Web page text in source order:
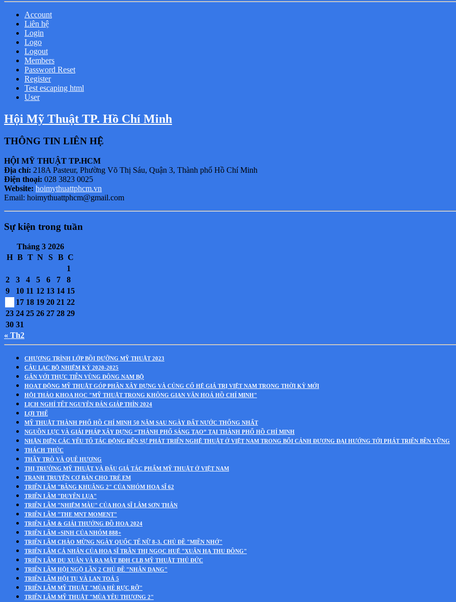
Account
Liên hệ
Login
Logo
Logout
Members
Password Reset
Register
Test escaping html
User
Hội Mỹ Thuật TP. Hồ Chí Minh
THÔNG TIN LIÊN HỆ
HỘI MỸ THUẬT TP.HCM
Địa chỉ: 218A Pasteur, Phường Võ Thị Sáu, Quận 3, Thành phố Hồ Chí Minh
Điện thoại: 028 3823 0025
Website: hoimythuattphcm.vn
Email: hoimythuattphcm@gmail.com
Sự kiện trong tuần
Tháng 3 2026
H B T N S B C
1
2
3 4 5 6 7
8
9
10 11 12 13 14 15
17 18 19 20 21 22
23 24 25 26 27 28 29
30 31
« Th2
CHƯƠNG TRÌNH LỚP BỒI DƯỠNG MỸ THUẬT 2023
CÂU LẠC BỘ NHIỆM KỲ 2020-2025
GẮN VỚI THỰC TIỄN VÙNG ĐÔNG NAM BỘ
HOẠT ĐỘNG MỸ THUẬT GÓP PHẦN XÂY DỰNG VÀ CỦNG CỐ HỆ GIÁ TRỊ VIỆT NAM TRONG THỜI KỲ MỚI
HỘI THẢO KHOA HỌC "MỸ THUẬT TRONG KHÔNG GIAN VĂN HOÁ HỒ CHÍ MINH"
LỊCH NGHỈ TẾT NGUYÊN ĐÁN GIÁP THÌN 2024
LỢI THẾ
MỸ THUẬT THÀNH PHỐ HỒ CHÍ MINH 50 NĂM SAU NGÀY ĐẤT NƯỚC THỐNG NHẤT
NGUỒN LỰC VÀ GIẢI PHÁP XÂY DỰNG “THÀNH PHỐ SÁNG TẠO” TẠI THÀNH PHỐ HỒ CHÍ MINH
NHẬN DIỆN CÁC YẾU TỐ TÁC ĐỘNG ĐẾN SỰ PHÁT TRIỂN NGHỆ THUẬT Ở VIỆT NAM TRONG BỐI CẢNH ĐƯƠNG ĐẠI HƯỚNG TỚI PHÁT TRIỂN BỀN VỮNG
THÁCH THỨC
THẦY TRÒ VÀ QUÊ HƯƠNG
THỊ TRƯỜNG MỸ THUẬT VÀ ĐẤU GIÁ TÁC PHẨM MỸ THUẬT Ở VIỆT NAM
TRANH TRUYỆN CƠ BẢN CHO TRẺ EM
TRIỂN LÃM "BÂNG KHUÂNG 2" CỦA NHÓM HOẠ SĨ 62
TRIỂN LÃM "DUYÊN LỤA"
TRIỂN LÃM "NHIỆM MÀU" CỦA HOẠ SĨ LÂM SƠN THÂN
TRIỂN LÃM "THE MNT MOMENT"
TRIỂN LÃM & GIẢI THƯỞNG ĐỒ HOẠ 2024
TRIỂN LÃM +SINH CỦA NHÓM 888+
TRIỂN LÃM CHÀO MỪNG NGÀY QUỐC TẾ NỮ 8-3. CHỦ ĐỀ "MIỀN NHỚ"
TRIỂN LÃM CÁ NHÂN CỦA HOẠ SĨ TRẦN THỊ NGỌC HUỆ "XUÂN HẠ THU ĐÔNG"
TRIỂN LÃM DU XUÂN VÀ RA MẮT BĐH CLB MỸ THUẬT THỦ ĐỨC
TRIỂN LÃM HỘI NGỘ LẦN 2 CHỦ ĐỀ "NHÂN DẠNG"
TRIỂN LÃM HỘI TỤ VÀ LAN TOẢ 5
TRIỂN LÃM MỸ THUẬT "MÙA HÈ RỰC RỠ"
TRIỂN LÃM MỸ THUẬT "MÙA YÊU THƯƠNG 2"